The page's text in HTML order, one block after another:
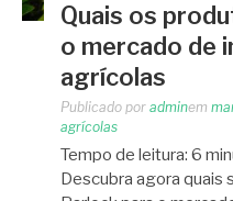
Quais os
o mercado de
agrícolas
Publicado por adminem
agrícolas
Tempo de leitura: 6
Descubra agora quais